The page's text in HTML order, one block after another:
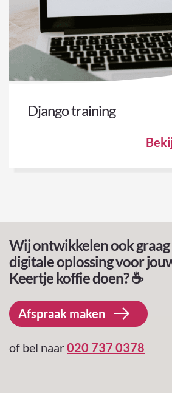
Django training
Wij ontwikkelen ook graag
digitale oplossing voor
Keertje koffie doen? ☕️
Afspraak maken
of bel naar020 737 0378